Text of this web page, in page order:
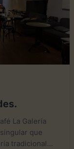
La Galería
que
tradicional